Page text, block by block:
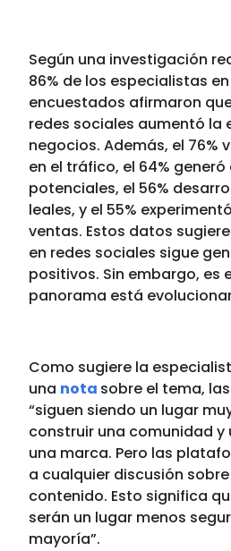
Según una investigación
86% de los especialistas
encuestados afirmaron
redes sociales aumentó la
negocios. Además, el 76%
en el tráfico, el 64%
potenciales, el 56%
leales, y el 55%
ventas. Estos datos
en redes sociales sigue
positivos. Sin embargo, es
panorama está
Como sugiere la
una nota sobre el tema,
“siguen siendo un lugar
construir una comunidad y
una marca. Pero las
a cualquier discusión
contenido. Esto significa
serán un lugar menos
mayoría”.